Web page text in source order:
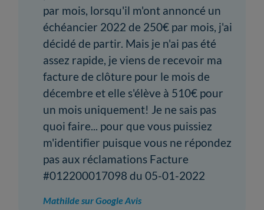
par mois, lorsqu'il m'ont annoncé un
échéancier 2022 de 250€ par mois, j'ai
décidé de partir. Mais je n'ai pas été
assez rapide, je viens de recevoir ma
facture de clôture pour le mois de
décembre et elle s'élève à 510€ pour
un mois uniquement! Je ne sais pas
quoi faire... pour que vous puissiez
m'identifier puisque vous ne répondez
pas aux réclamations Facture
#012200017098 du 05-01-2022
Mathilde sur Google Avis